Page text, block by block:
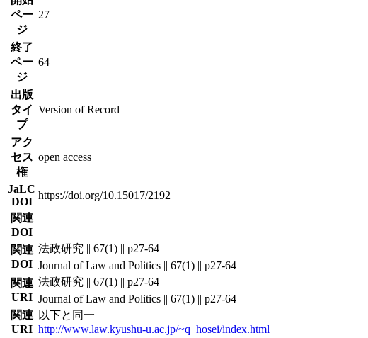
ペー
ジ
27
終了
ペー
ジ
64
出版
タイ
プ
Version of Record
アク
セス
権
open access
JaLC
DOI
https://doi.org/10.15017/2192
関連
DOI
関連
DOI
法政研究 || 67(1) || p27-64
Journal of Law and Politics || 67(1) || p27-64
関連
URI
法政研究 || 67(1) || p27-64
Journal of Law and Politics || 67(1) || p27-64
関連
URI
以下と同一
http://www.law.kyushu-u.ac.jp/~q_hosei/index.html